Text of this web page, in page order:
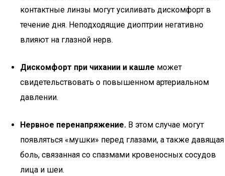
контактные линзы могут усиливать дискомфорт в
течение дня. Неподходящие диоптрии негативно
влияют на глазной нерв.
Дискомфорт при чихании и кашле может
свидетельствовать о повышенном артериальном
давлении.
Нервное перенапряжение. В этом случае могут
появляться «мушки» перед глазами, а также давящая
боль, связанная со спазмами кровеносных сосудов
лица и шеи.